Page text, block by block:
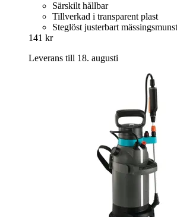
Särskilt hållbar
Tillverkad i transparent plast
Steglöst justerbart
141 kr
Leverans till 18. augusti